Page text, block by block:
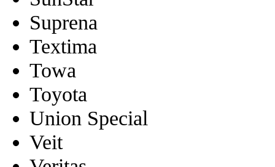
Suprena
Textima
Towa
Toyota
Union Special
Veit